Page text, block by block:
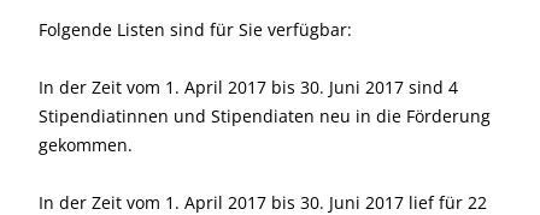
Folgende Listen sind für Sie verfügbar:
In der Zeit vom 1. April 2017 bis 30. Juni 2017 sind 4
Stipendiatinnen und Stipendiaten neu in die Förderung
gekommen.
In der Zeit vom 1. April 2017 bis 30. Juni 2017 lief für 22